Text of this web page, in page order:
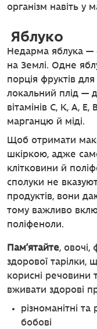
організм навіть у
Яблуко
Недарма яблука —
на Землі. Одне
порція фруктів
локальний плід —
вітамінів С, К, A, E,
марганцю й міді.
Щоб отримати
шкіркою, адже
клітковини й
сполуки не
продуктів, вони
тому важливо
поліфеноли.
Пам’ятайте, овочі,
здорової тарілки,
корисні речовини
вживати здорові
різноманітні
бобові